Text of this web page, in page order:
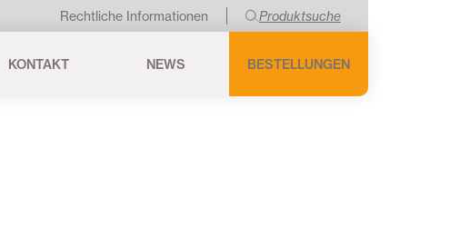
Rechtliche Informationen Produktsuche
KONTAKT NEWS BESTELLUNGEN